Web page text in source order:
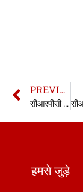
PREVIOUS
सीआरपीसी की धारा 55 | 55 CrPC in hindi
हमसे जुड़े